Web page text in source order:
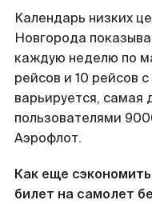
Календарь низких
Новгорода
каждую неделю по
рейсов и 10 рейсов
варьируется, самая
пользователями
Аэрофлот.
Как еще
билет на самолет